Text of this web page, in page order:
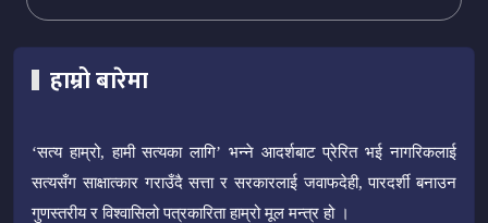
हाम्रो बारेमा
‘सत्य हाम्रो, हामी सत्यका लागि’ भन्ने आदर्शबाट प्रेरित भई नागरिकलाई
सत्यसँग साक्षात्कार गराउँदै सत्ता र सरकारलाई जवाफदेही, पारदर्शी बनाउन
गुणस्तरीय र विश्वासिलो पत्रकारिता हाम्रो मूल मन्त्र हो ।